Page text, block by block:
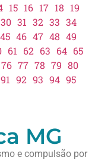
15 16 17 18 19
30 31 32 33 34
45 46 47 48 49
61 62 63 64 65
76 77 78 79 80
91 92 93 94 95
MG
e compulsão por